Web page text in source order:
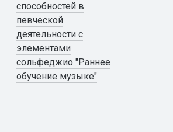
способностей в
певческой
деятельности с
элементами
сольфеджио "Раннее
обучение музыке"